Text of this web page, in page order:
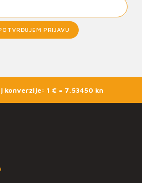
PRIJAVU
konverzije: 1 € = 7,53450 kn